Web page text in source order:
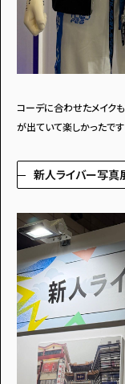
コーデに合わせたメイク
が出ていて楽しかったで
新人ライバー写真